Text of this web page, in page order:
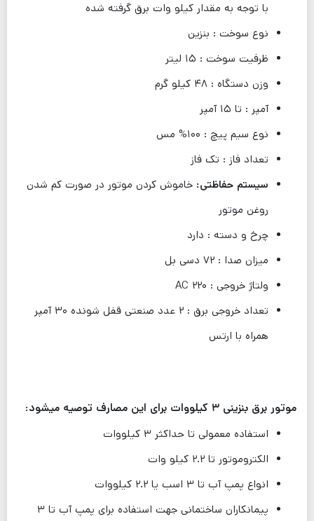
با توجه به مقدار کیلو وات برق گرفته شده
نوع سوخت : بنزین
ظرفیت سوخت : ۱۵ لیتر
وزن دستگاه : ۴۸ کیلو گرم
آمپر : تا ۱۵ آمپر
نوع سیم پیچ : ۱۰۰% مس
تعداد فاز : تک فاز
سیستم حفاظتی: خاموش کردن موتور در صورت کم شدن
روغن موتور
چرخ و دسته : دارد
میزان صدا : ۷۲ دسی بل
ولتاژ خروجی : ۲۲۰ AC
تعداد خروجی برق : ۲ عدد صنعتی قفل شونده ۳۰ آمپر
همراه با ارتس
موتور برق بنزینی ۳ کیلووات برای این مصارف توصیه میشود:
استفاده معمولی تا حداکثر ۳ کیلووات
الکتروموتور تا ۲.۲ کیلو وات
انواع پمپ آب تا ۳ اسب یا ۲.۲ کیلووات
پیمانکاران ساختمانی جهت استفاده برای پمپ آب تا ۳